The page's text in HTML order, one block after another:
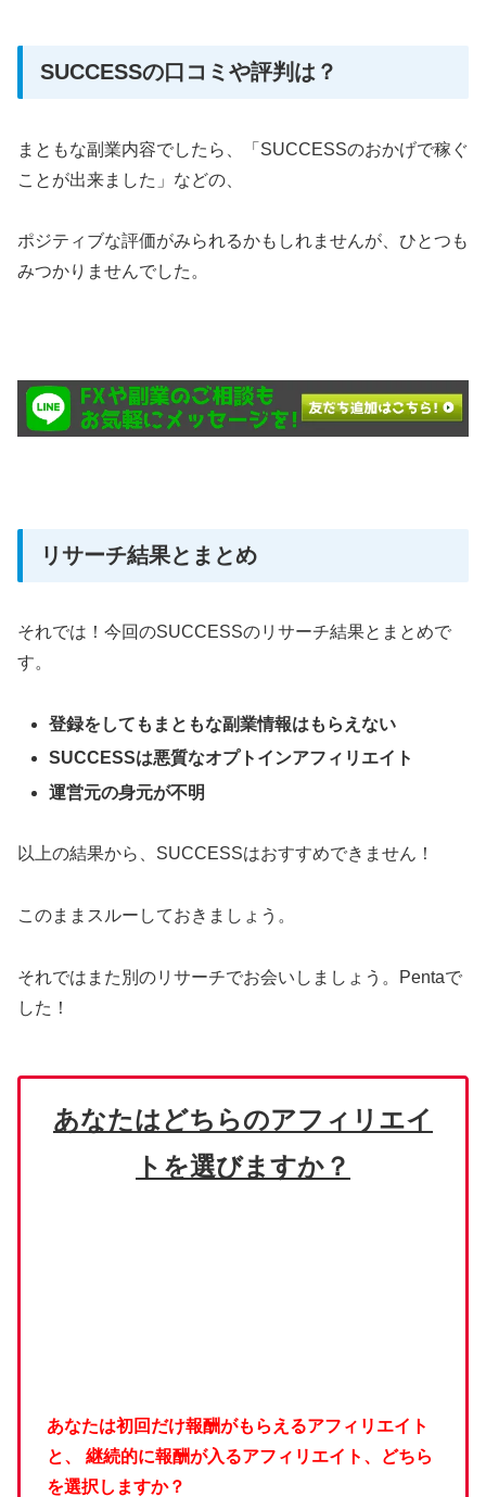
SUCCESSの口コミや評判は？
まともな副業内容でしたら、「SUCCESSのおかげで稼ぐ
ことが出来ました」などの、
ポジティブな評価がみられるかもしれませんが、ひとつも
みつかりませんでした。
リサーチ結果とまとめ
それでは！今回のSUCCESSのリサーチ結果とまとめで
す。
登録をしてもまともな副業情報はもらえない
SUCCESSは悪質なオプトインアフィリエイト
運営元の身元が不明
以上の結果から、SUCCESSはおすすめできません！
このままスルーしておきましょう。
それではまた別のリサーチでお会いしましょう。Pentaで
した！
あなたはどちらのアフィリエイ
トを選びますか？
あなたは初回だけ報酬がもらえるアフィリエイト
と、
継続的に報酬が入るアフィリエイト、どちら
を選択しますか？